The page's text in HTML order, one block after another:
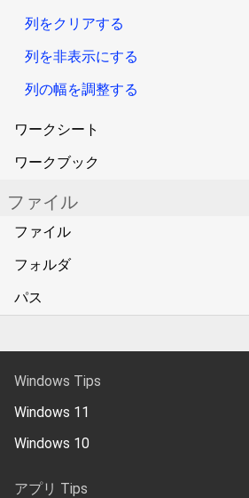
列をクリアする
列を非表示にする
列の幅を調整する
ワークシート
ワークブック
ファイル
ファイル
フォルダ
パス
Windows Tips
Windows 11
Windows 10
アプリ Tips